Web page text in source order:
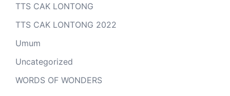
TTS CAK LONTONG
TTS CAK LONTONG 2022
Umum
Uncategorized
WORDS OF WONDERS